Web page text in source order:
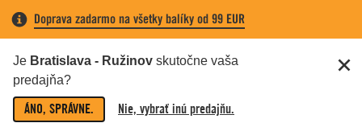
Doprava zadarmo na všetky balíky od 99 EUR
Je Bratislava - Ružinov skutočne vaša
predajňa?
ÁNO, SPRÁVNE. Nie, vybrať inú predajňu.